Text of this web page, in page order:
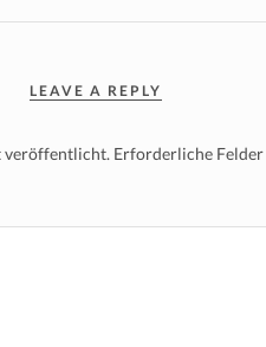
LEAVE A REPLY
veröffentlicht. Erforderliche